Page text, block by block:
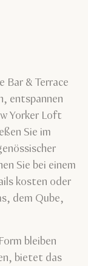
Bar & Terrace
entspannen
Yorker Loft
Sie im
Sie bei einem
kosten oder
dem Qube,
bleiben
bietet das